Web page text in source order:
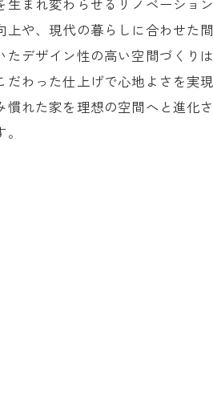
まれ変わらせるリノベーショ
や、現代の暮らしに合わせた
デザイン性の高い空間づくり
わった仕上げで心地よさを実
れた家を理想の空間へと進化